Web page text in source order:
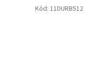
Kód: 11DURB512